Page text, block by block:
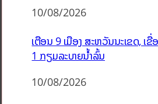
10/08/2026
ເຕືອນ 9 ເມືອງ ສະຫວັນນະເຂດ, ເຂື່
1 ກຽມລະບາຍນ້ຳລົ້ນ
10/08/2026